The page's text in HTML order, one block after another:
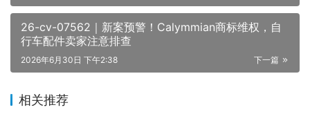
26-cv-07562｜新案预警！Calymmian商标维权，自
行车配件卖家注意排查
下一篇
2026年6月30日 下午2:38
相关推荐